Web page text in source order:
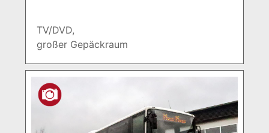
TV/DVD,
großer Gepäckraum